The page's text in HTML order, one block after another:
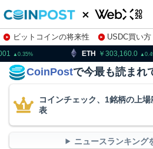
ビットコインの将来性 USDC買い方
株特集・関連銘柄
303,160.0 XRP
CoinPostで今最も読まれ
コインチェック、1銘柄の上場
表
ニュースランキング